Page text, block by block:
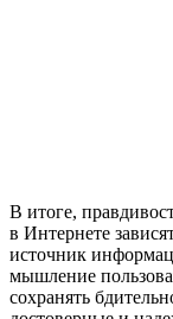
В итоге,
в Интернете
источник
мышление
сохранять